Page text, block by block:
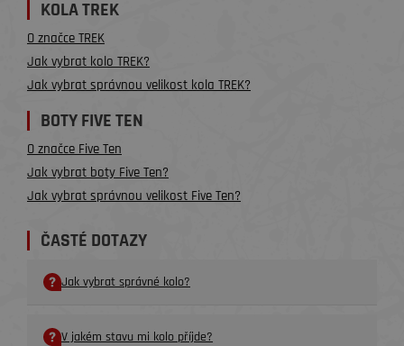
KOLA TREK
O značce TREK
Jak vybrat kolo TREK?
Jak vybrat správnou velikost kola TREK?
BOTY FIVE TEN
O značce Five Ten
Jak vybrat boty Five Ten?
Jak vybrat správnou velikost Five Ten?
ČASTÉ DOTAZY
Jak vybrat správné kolo?
V jakém stavu mi kolo příjde?